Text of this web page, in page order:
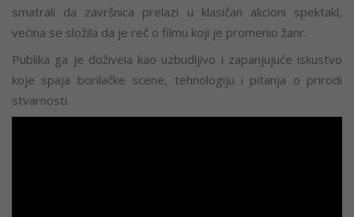
smatrali da završnica prelazi u klasičan akcioni spektakl,
većina se složila da je reč o filmu koji je promenio žanr.
Publika ga je doživela kao uzbudljivo i zapanjujuće iskustvo
koje spaja borilačke scene, tehnologiju i pitanja o prirodi
stvarnosti.